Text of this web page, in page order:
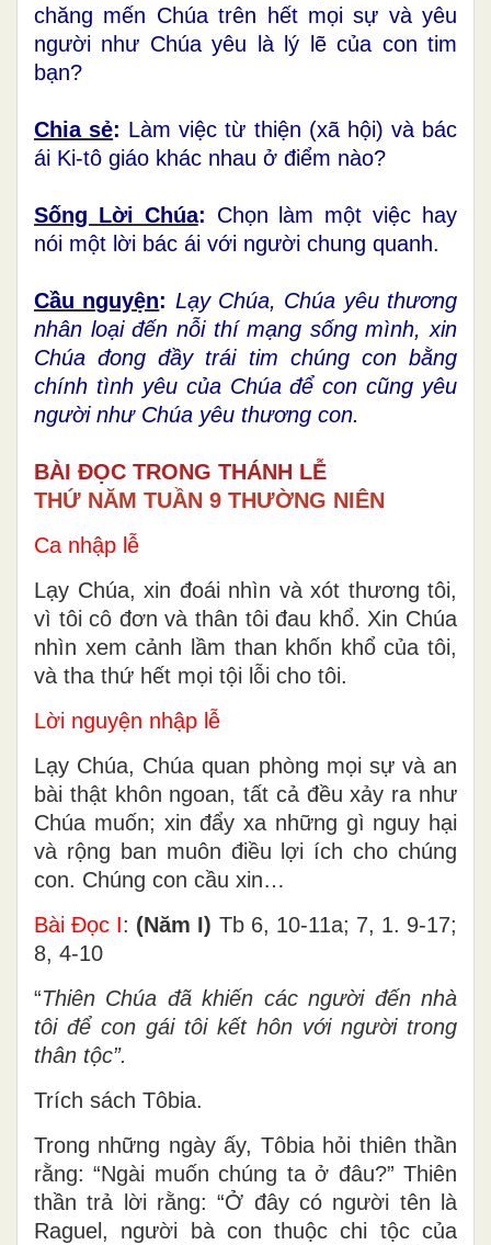
chăng mến Chúa trên hết mọi sự và yêu
người như Chúa yêu là lý lẽ của con tim
bạn?
Chia sẻ: Làm việc từ thiện (xã hội) và bác
ái Ki-tô giáo khác nhau ở điểm nào?
Sống Lời Chúa: Chọn làm một việc hay
nói một lời bác ái với người chung quanh.
Cầu nguyện: Lạy Chúa, Chúa yêu thương
nhân loại đến nỗi thí mạng sống mình, xin
Chúa đong đầy trái tim chúng con bằng
chính tình yêu của Chúa để con cũng yêu
người như Chúa yêu thương con.
BÀI ĐỌC TRONG THÁNH LỄ
THỨ NĂM TUẦN 9 THƯỜNG NIÊN
Ca nhập lễ
Lạy Chúa, xin đoái nhìn và xót thương tôi,
vì tôi cô đơn và thân tôi đau khổ. Xin Chúa
nhìn xem cảnh lầm than khốn khổ của tôi,
và tha thứ hết mọi tội lỗi cho tôi.
Lời nguyện nhập lễ
Lạy Chúa, Chúa quan phòng mọi sự và an
bài thật khôn ngoan, tất cả đều xảy ra như
Chúa muốn; xin đẩy xa những gì nguy hại
và rộng ban muôn điều lợi ích cho chúng
con. Chúng con cầu xin…
Bài Ðọc I: (Năm I) Tb 6, 10-11a; 7, 1. 9-17;
8, 4-10
“Thiên Chúa đã khiến các người đến nhà
tôi để con gái tôi kết hôn với người trong
thân tộc”.
Trích sách Tôbia.
Trong những ngày ấy, Tôbia hỏi thiên thần
rằng: “Ngài muốn chúng ta ở đâu?” Thiên
thần trả lời rằng: “Ở đây có người tên là
Raguel, người bà con thuộc chi tộc của